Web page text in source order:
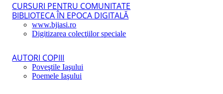
CURSURI PENTRU COMUNITATE
BIBLIOTECA ÎN EPOCA DIGITALĂ
www.bjiasi.ro
Digitizarea colecţiilor speciale
AUTORI COPIII
Poveştile Iaşului
Poemele Iaşului